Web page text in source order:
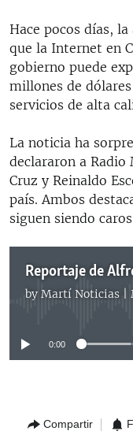
Hace pocos días,
que la Internet en
gobierno puede
millones de
servicios de alta
La noticia ha
declararon a Radio
Cruz y Reinaldo
país. Ambos
siguen siendo
Reportaje de
by Martí Noticias |
No media
0:00
Compartir